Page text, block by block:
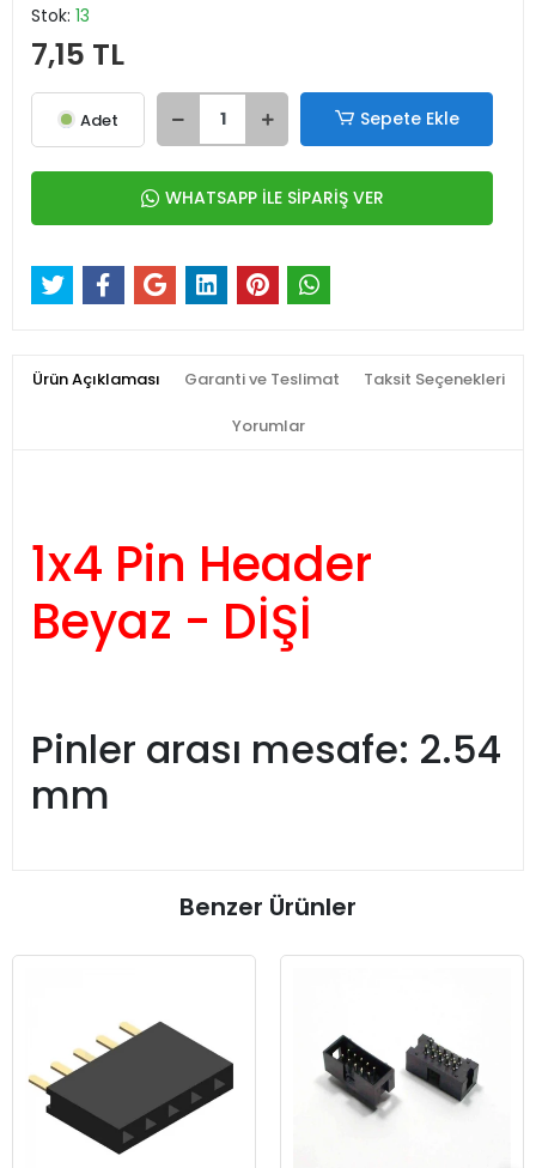
Stok: 13
7,15 TL
Adet Sepete Ekle
WHATSAPP İLE SİPARİŞ VER
Ürün Açıklaması Garanti ve Teslimat Taksit Seçenekleri
Yorumlar
1x4 Pin Header
Beyaz - DİŞİ
Pinler arası mesafe: 2.54
mm
Benzer Ürünler